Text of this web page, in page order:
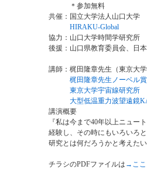
＊参加無料
共催：国立大学法人山口大学
HIRAKU-Global
協力：山口大学時間学研究所
後援：山口県教育委員会、日
講師：梶田隆章先生（東京大
梶田隆章先生ノーベル
東京大学宇宙線研究所
大型低温重力波望遠鏡
講演概要
『私は今まで40年以上ニュー
経験し、その時にもいろいろ
研究とは何だろうかと考えたい
チラシのPDFファイルは →こ